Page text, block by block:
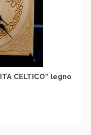
CELTICO” legno